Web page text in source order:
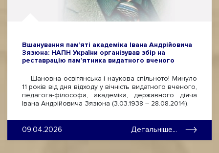
Вшанування пам’яті академіка Івана Андрійовича
Зязюна: НАПН України організував збір на
реставрацію пам’ятника видатного вченого
Шановна освітянська і наукова спільното! Минуло
11 років від дня відходу у вічність видатного вченого,
педагога-філософа, академіка, державного діяча
Івана Андрійовича Зязюна (3.03.1938 – 28.08.2014).
09.04.2026 Детальніше...